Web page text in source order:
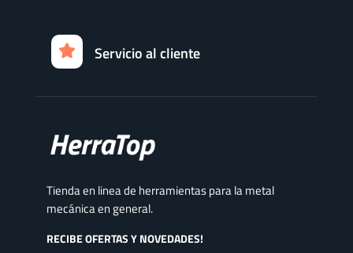
Servicio al cliente
Tienda en linea de herramientas para la metal
mecánica en general.
RECIBE OFERTAS Y NOVEDADES!